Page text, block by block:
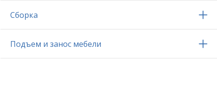
Сборка
Подъем и занос мебели